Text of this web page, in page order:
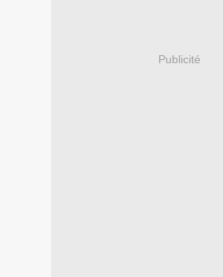
Publicité